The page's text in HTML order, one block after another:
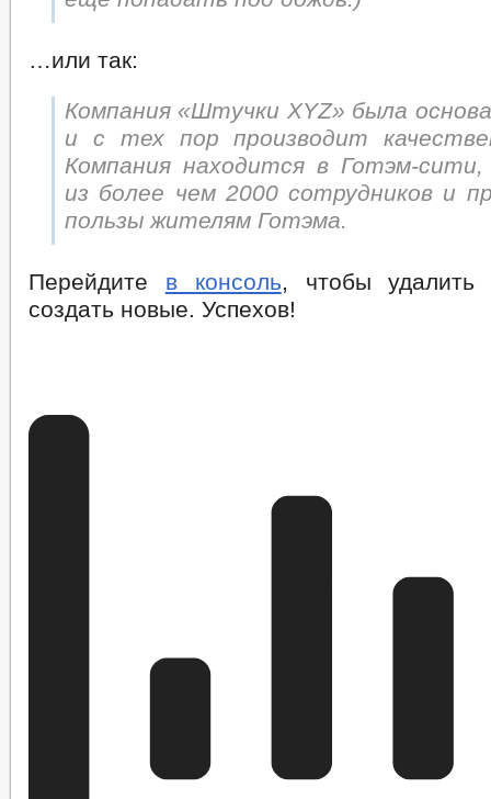
…или так:
Компания «Штучки XYZ» была
и с тех пор производит
Компания находится в Готэм-
из более чем 2000 сотрудников и
пользы жителям Готэма.
Перейдите в консоль, чтобы удалить
создать новые. Успехов!